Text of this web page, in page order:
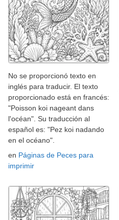
No se proporcionó texto en
inglés para traducir. El texto
proporcionado está en francés:
"Poisson koi nageant dans
l'océan". Su traducción al
español es: "Pez koi nadando
en el océano".
en Páginas de Peces para
imprimir